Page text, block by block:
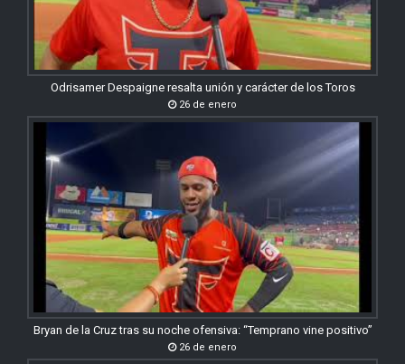
Odrisamer Despaigne resalta unión y carácter de los Toros
26 de enero
Bryan de la Cruz tras su noche ofensiva: “Temprano vine positivo”
26 de enero